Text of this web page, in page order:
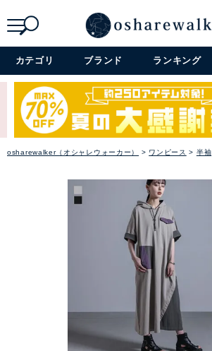
カテゴリ ブランド ランキング
osharewalker（オシャレウォーカー） ワンピース 半袖